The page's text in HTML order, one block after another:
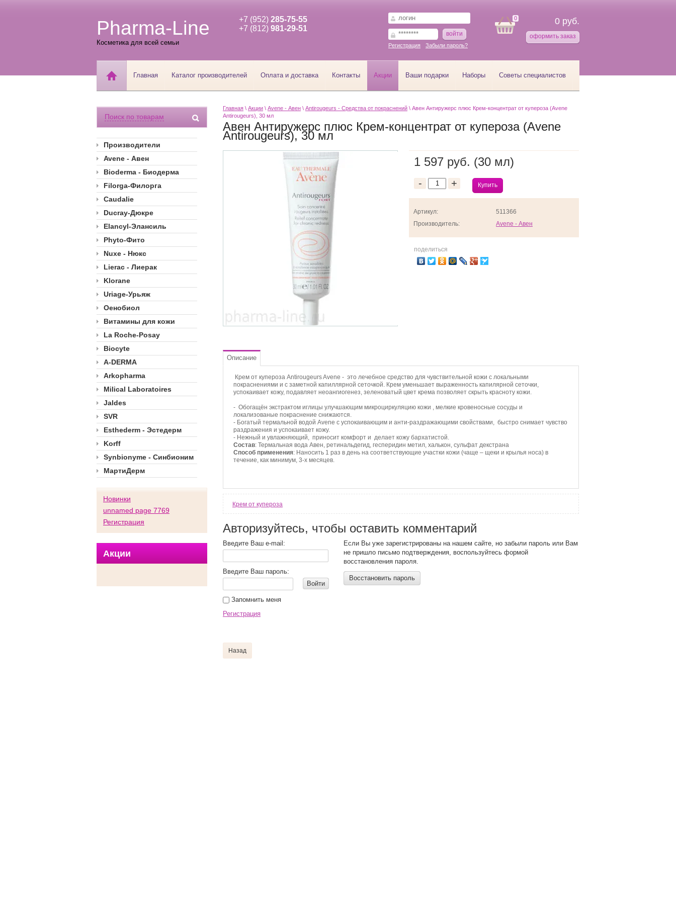
Pharma-Line
Косметика для всей семьи
+7 (952) 285-75-55
+7 (812) 981-29-51
0 0 руб.
оформить заказ
войти
Регистрация Забыли пароль?
Главная Каталог производителей Оплата и доставка Контакты Акции Ваши подарки Наборы Советы специалистов
Поиск по товарам
Производители
Avene - Авен
Bioderma - Биодерма
Filorga-Филорга
Caudalie
Ducray-Дюкре
Elancyl-Элансиль
Phyto-Фито
Nuxe - Нюкс
Lierac - Лиерак
Klorane
Uriage-Урьяж
Оенобиол
Витамины для кожи
La Roche-Posay
Biocyte
A-DERMA
Arkopharma
Milical Laboratoires
Jaldes
SVR
Esthederm - Эстедерм
Korff
Synbionyme - Синбионим
МартиДерм
Новинки
unnamed page 7769
Регистрация
Акции
Главная \ Акции \ Avene - Авен \ Antirougeurs - Средства от покраснений \ Авен Антиружерс плюс Крем-концентрат от купероза (Avene
Antirougeurs), 30 мл
Авен Антиружерс плюс Крем-концентрат от купероза (Avene
Antirougeurs), 30 мл
1 597 руб. (30 мл)
- + Купить
Артикул:
511366
Производитель:
Avene - Авен
поделиться
Описание
Крем от купероза Antirougeurs Avene - это лечебное средство для чувствительной кожи с локальными
покраснениями и с заметной капиллярной сеточкой. Крем уменьшает выраженность капилярной сеточки,
успокаивает кожу, подавляет неоангиогенез, зеленоватый цвет крема позволяет скрыть красноту кожи.
- Обогащён экстрактом иглицы улучшающим микроциркуляцию кожи , мелкие кровеносные сосуды и
локализованые покраснение снижаются.
- Богатый термальной водой Avene с успокаивающим и анти-раздражающими свойствами, быстро снимает чувство
раздражения и успокаивает кожу.
- Нежный и увлажняющий, приносит комфорт и делает кожу бархатистой.
Состав: Термальная вода Авен, ретинальдегид, гесперидин метил, халькон, сульфат декстрана
Способ применения: Наносить 1 раз в день на соответствующие участки кожи (чаще – щеки и крылья носа) в
течение, как минимум, 3-х месяцев.
Крем от купероза
Авторизуйтесь, чтобы оставить комментарий
Введите Ваш e-mail:
Введите Ваш пароль:
Войти
Запомнить меня
Регистрация
Если Вы уже зарегистрированы на нашем сайте, но забыли пароль или Вам
не пришло письмо подтверждения, воспользуйтесь формой
восстановления пароля.
Восстановить пароль
Назад